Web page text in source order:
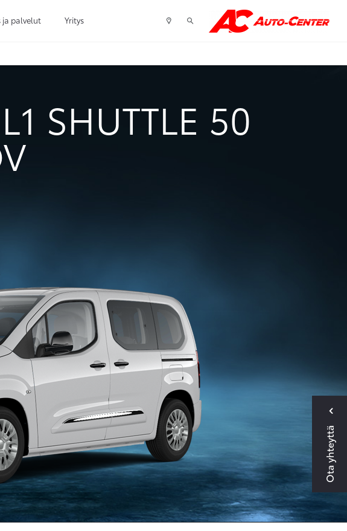
ja palvelut Yritys
Ota yhteyttä
SHUTTLE 50